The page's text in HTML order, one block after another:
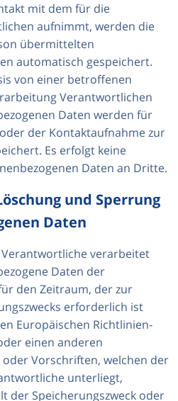
mit dem für die
aufnimmt, werden die
übermittelten
automatisch gespeichert.
von einer betroffenen
Verantwortlichen
Daten werden für
der Kontaktaufnahme zur
Es erfolgt keine
Daten an Dritte.
und Sperrung
Daten
verarbeitet
Daten der
den Zeitraum, der zur
erforderlich ist
Europäischen Richtlinien-
einen anderen
oder Vorschriften, welchen der
unterliegt,
der Speicherungszweck oder